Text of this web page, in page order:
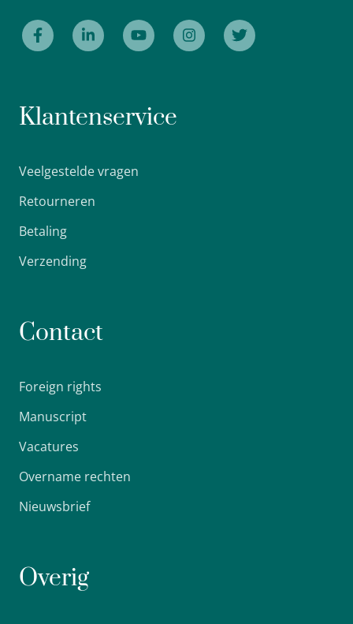
Klantenservice
Veelgestelde vragen
Retourneren
Betaling
Verzending
Contact
Foreign rights
Manuscript
Vacatures
Overname rechten
Nieuwsbrief
Overig